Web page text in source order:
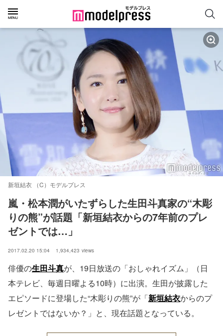
新垣結衣 （C）モデルプレス
嵐・松本潤がいたずらした生田斗真家の“木彫
りの熊”が話題「新垣結衣からの7年前のプレ
ゼントでは…」
2017.02.20 15:04 1,934,423 views
俳優の生田斗真が、19日放送の「おしゃれイズム」（日
本テレビ、毎週日曜よる10時）に出演。生田が披露した
エピソードに登場した“木彫りの熊”が「新垣結衣からのプ
レゼントではないか？」と、現在話題となっている。